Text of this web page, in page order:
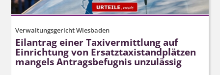
Verwaltungsgericht Wiesbaden
Eilantrag einer Taxivermittlung auf
Einrichtung von Ersatztaxi­standplätzen
mangels Antragsbefugnis unzulässig